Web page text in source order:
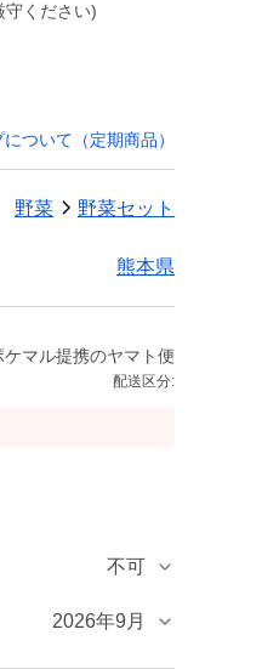
守ください)
ついて（定期商品）
野菜 野菜セット
熊本県
ケマル提携のヤマト便
配送区分:
不可
2026年9月